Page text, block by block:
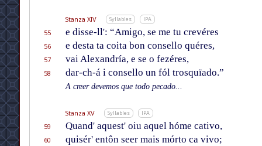
Stanza XIV Syllables IPA
55 e disse-ll': “Amigo, se me tu crevéres
56
e desta ta coita bon consello quéres,
57
vai Alexandría, e se o fezéres,
58
dar-ch-á i consello un fól trosquïado.”
A creer devemos que todo pecado...
Stanza XV Syllables IPA
59 Quand' aquest' oiu aquel hóme cativo,
60
quisér' entôn seer mais mórto ca vivo;